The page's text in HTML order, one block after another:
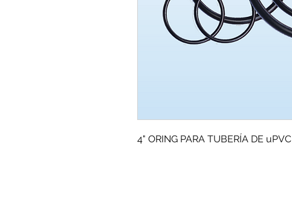
4" ORING PARA TUBERÍA DE uPVC